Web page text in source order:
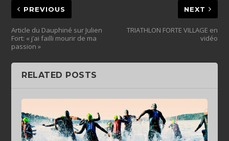
PREVIOUS
Article du Dauphiné sur Julien
Fort: « j’ai failli mourir de ma
passion »
NEXT
TRIATHLON FORTE VILLAGE en
vidéo
RELATED POSTS